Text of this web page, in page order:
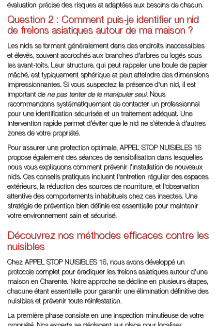
évaluation précise des risques et adaptées aux besoins de chacun.
Question 2 : Comment puis-je identifier un nid
de frelons asiatiques autour de ma maison ?
Les nids se forment généralement dans des endroits inaccessibles
et élevés, souvent accrochés aux branches d'arbres ou logés sous
les avant-toits. Leur structure, qui peut rappeler une boule de papier
mâché, est typiquement sphérique et peut atteindre des dimensions
impressionnantes. Si vous suspectez la présence d'un nid, il est
important de ne pas tenter de le manipuler seul. Nous
recommandons systématiquement de contacter un professionnel
pour une identification sécurisée et un traitement adéquat. Une
intervention rapide permet d'éviter que le nid ne s'étende à d'autres
zones de votre propriété.
Pour assurer une protection optimale, APPEL STOP NUISIBLES 16
propose également des séances de sensibilisation dans lesquelles
nous vous expliquons comment prévenir l'installation de nouveaux
nids. Ces conseils pratiques incluent l'entretien régulier des espaces
extérieurs, la réduction des sources de nourriture, et l'observation
attentive des comportements inhabituels chez ces insectes. Une
stratégie de prévention bien définie est essentielle pour maintenir
votre environnement sain et sécurisé.
Découvrez nos méthodes efficaces contre les
nuisibles
Chez APPEL STOP NUISIBLES 16, nous avons développé un
protocole complet pour éradiquer les frelons asiatiques autour d'une
maison en Charente. Notre approche se décline en plusieurs étapes,
chacune étant essentielle pour garantir une élimination définitive des
nuisibles et prévenir toute réinfestation.
La première phase consiste en une inspection minutieuse de votre